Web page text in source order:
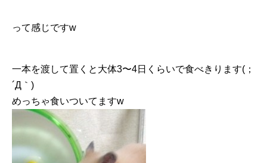
って感じですw
一本を渡して置くと大体3〜4日くらいで食べきります(；
´Д｀)
めっちゃ食いついてますw